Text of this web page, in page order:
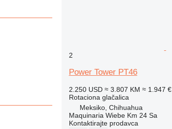
2
Power Tower PT46
2.250 USD ≈ 3.807 KM ≈ 1.947 €
Rotaciona glačalica
Meksiko, Chihuahua
Maquinaria Wiebe Km 24 Sa
Kontaktirajte prodavca